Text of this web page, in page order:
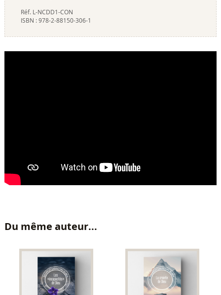
Réf. L-NCDD1-CON
ISBN : 978-2-88150-306-1
Du même auteur...